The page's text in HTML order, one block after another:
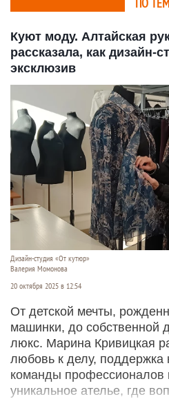
ПО
Куют моду. Алтайская
рассказала, как дизайн-
эксклюзив
Дизайн-студия «От кутюр»
Валерия Момонова
20 октября 2025 в 12:54
От детской мечты,
машинки, до собственной
люкс. Марина Кривицкая
любовь к делу, поддержка
команды профессионалов
уникальное ателье, где